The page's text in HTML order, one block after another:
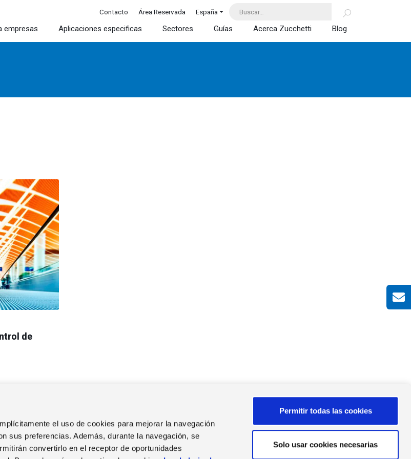
el uso de cookies para mejorar la navegación
sus preferencias. Además, durante la navegación, se
convertirlo en el receptor de oportunidades
Permitir todas las cookies
Solo usar cookies necesarias
Contacto Área Reservada España
empresas Aplicaciones especificas Sectores Guías Acerca Zucchetti Blog
de
EN ZUCCHETTI